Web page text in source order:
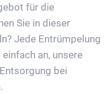
für die
Sie in dieser
Jede Entrümpelung
an, unsere
bei